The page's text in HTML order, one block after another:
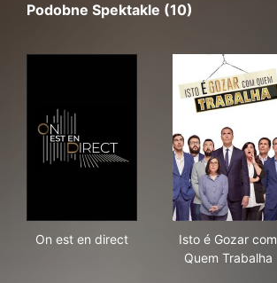
Podobne Spektakle (10)
On est en direct
Isto é Gozar com
Quem Trabalha